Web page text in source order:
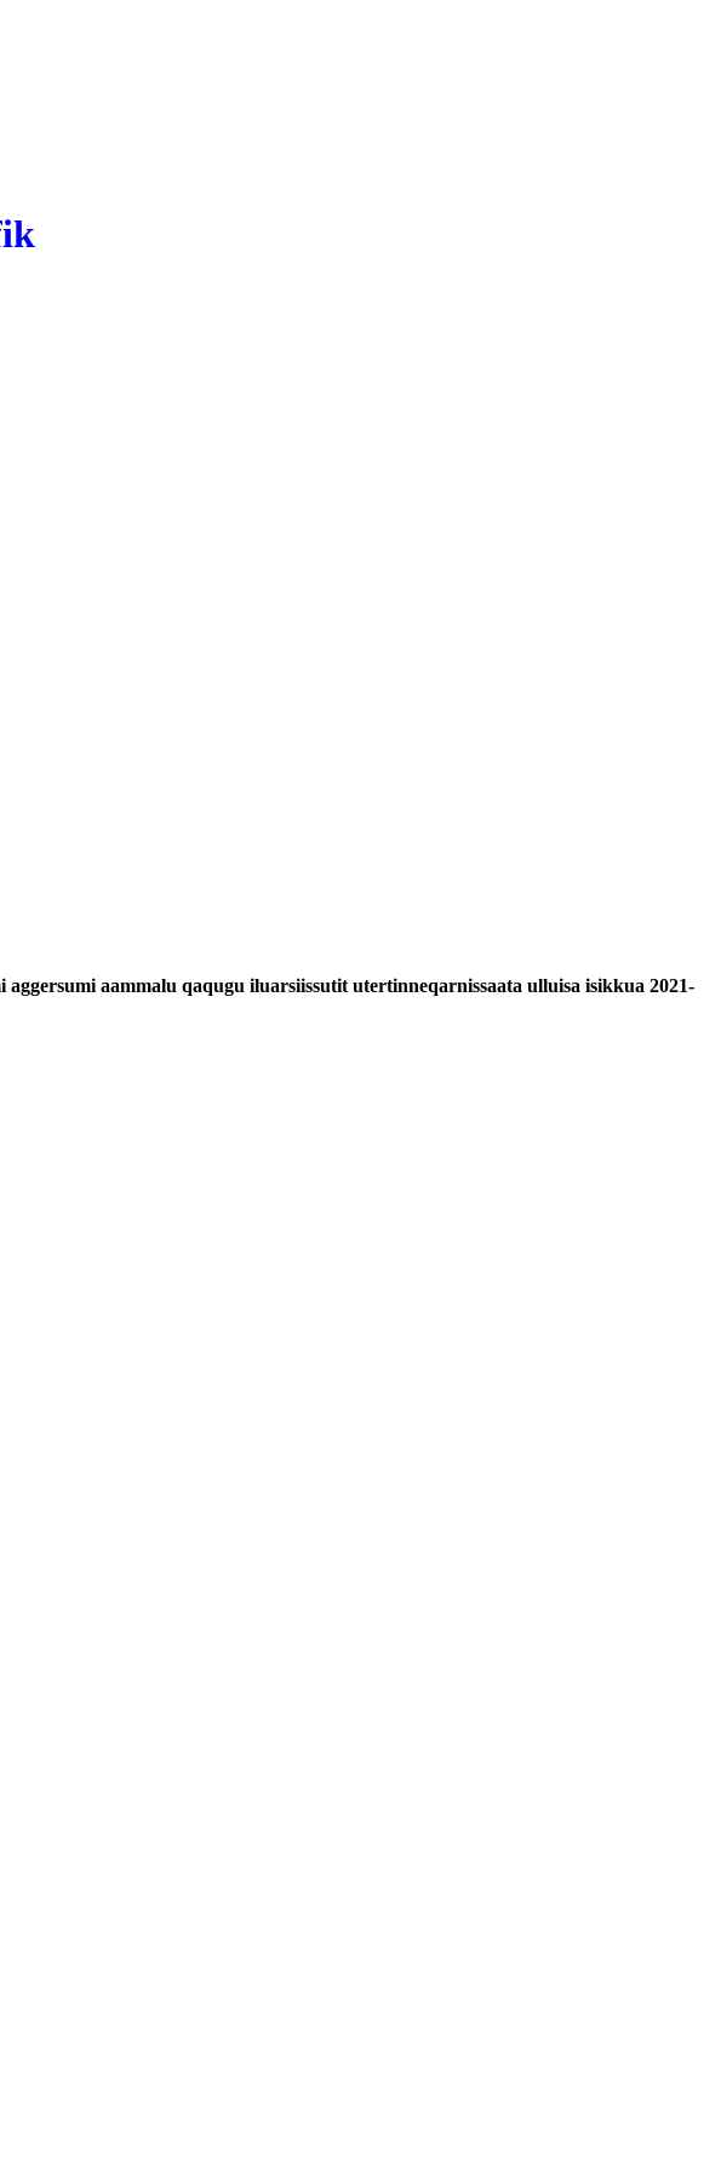
aammalu qaqugu iluarsiissutit utertinneqarnissaata ulluisa isikkua 2021-